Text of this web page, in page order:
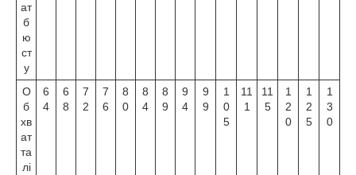
ат
б
ю
ст
у
О
б
хв
ат
та
лі
6
4
6
8
7
2
7
6
8
0
8
4
8
9
9
4
9
9
1
0
5
11
1
11
5
1
2
0
1
2
5
1
3
0